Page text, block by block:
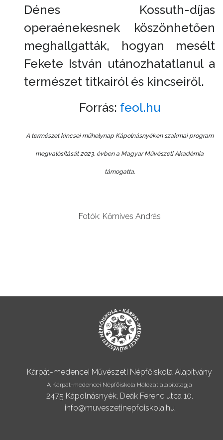
Dénes Kossuth-díjas
operaénekesnek köszönhetően
meghallgatták, hogyan mesélt
Fekete István utánozhatatlanul a
természet titkairól és kincseiről.
Forrás: feol.hu
A természet kincsei műhelynap Kápolnásnyéken szakmai program
megvalósítását 2023. évben a Magyar Művészeti Akadémia
támogatta.
Fotók: Kőmives András
Kárpát-medencei Művészeti Népfőiskola Alapítvány
A Kárpát-medencei Népfőiskola Hálózat alapítótagja
2475 Kápolnásnyék, Deák Ferenc utca 10.
info@muveszetinepfoiskola.hu